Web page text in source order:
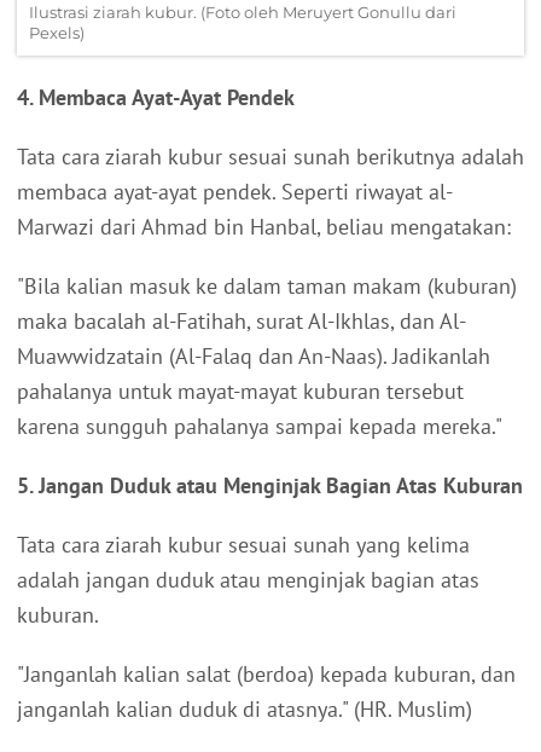
Ilustrasi ziarah kubur. (Foto oleh Meruyert Gonullu dari
Pexels)
4. Membaca Ayat-Ayat Pendek
Tata cara ziarah kubur sesuai sunah berikutnya adalah
membaca ayat-ayat pendek. Seperti riwayat al-
Marwazi dari Ahmad bin Hanbal, beliau mengatakan:
"Bila kalian masuk ke dalam taman makam (kuburan)
maka bacalah al-Fatihah, surat Al-Ikhlas, dan Al-
Muawwidzatain (Al-Falaq dan An-Naas). Jadikanlah
pahalanya untuk mayat-mayat kuburan tersebut
karena sungguh pahalanya sampai kepada mereka."
5. Jangan Duduk atau Menginjak Bagian Atas Kuburan
Tata cara ziarah kubur sesuai sunah yang kelima
adalah jangan duduk atau menginjak bagian atas
kuburan.
"Janganlah kalian salat (berdoa) kepada kuburan, dan
janganlah kalian duduk di atasnya." (HR. Muslim)